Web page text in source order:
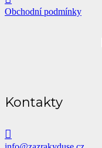
Obchodní podmínky
Kontakty